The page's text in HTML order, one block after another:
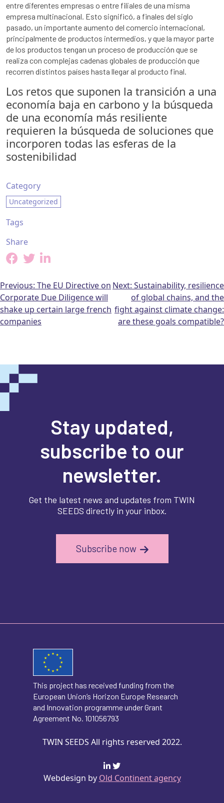
Category
Uncategorized
Tags
Share
entre diferentes empresas o entre filiales de una misma
empresa multinacional. Esto significó, a finales del siglo
pasado, un importante aumento del comercio internacional,
principalmente de productos intermedios, y que la mayor parte
de los productos tengan un proceso de producción que se
realiza con complejas cadenas globales de producción que
recorren distintos países hasta llegar al producto final.
Los retos que suponen la transición a una
economía baja en carbono y la búsqueda
de una economía más resiliente
requieren la búsqueda de soluciones que
incorporen todas las esferas de la
sostenibilidad
Post
navigation
Previous: The EU Directive on
Corporate Due Diligence will
shake up certain large french
companies
Next: Sustainability, resilience
of global chains, and the
fight against climate change:
are these goals compatible?
Stay updated,
subscribe to our
newsletter.
Get the latest news and updates from TWIN
SEEDS directly in your inbox.
Subscribe now
This project has received funding from the
European Union’s Horizon Europe Research
and Innovation programme under Grant
Agreement No. 101056793
TWIN SEEDS All rights reserved 2022.
Webdesign by Old Continent agency